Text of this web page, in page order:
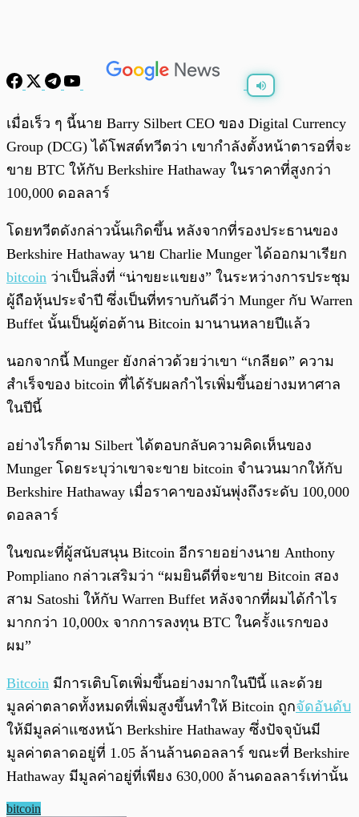
พร้อมเล่น
เมื่อเร็ว ๆ นี้นาย Barry Silbert CEO ของ Digital Currency
Group (DCG) ได้โพสต์ทวีตว่า เขากำลังตั้งหน้าตารอที่จะ
ขาย BTC ให้กับ Berkshire Hathaway ในราคาที่สูงกว่า
100,000 ดอลลาร์
โดยทวีตดังกล่าวนั้นเกิดขึ้น หลังจากที่รองประธานของ
Berkshire Hathaway นาย Charlie Munger ได้ออกมาเรียก
bitcoin ว่าเป็นสิ่งที่ “น่าขยะแขยง” ในระหว่างการประชุม
ผู้ถือหุ้นประจำปี ซึ่งเป็นที่ทราบกันดีว่า Munger กับ Warren
Buffet นั้นเป็นผู้ต่อต้าน Bitcoin มานานหลายปีแล้ว
นอกจากนี้ Munger ยังกล่าวด้วยว่าเขา “เกลียด” ความ
สำเร็จของ bitcoin ที่ได้รับผลกำไรเพิ่มขึ้นอย่างมหาศาล
ในปีนี้
อย่างไรก็ตาม Silbert ได้ตอบกลับความคิดเห็นของ
Munger โดยระบุว่าเขาจะขาย bitcoin จำนวนมากให้กับ
Berkshire Hathaway เมื่อราคาของมันพุ่งถึงระดับ 100,000
ดอลลาร์
ในขณะที่ผู้สนับสนุน Bitcoin อีกรายอย่างนาย Anthony
Pompliano กล่าวเสริมว่า “ผมยินดีที่จะขาย Bitcoin สอง
สาม Satoshi ให้กับ Warren Buffet หลังจากที่ผมได้กำไร
มากกว่า 10,000x จากการลงทุน BTC ในครั้งแรกของ
ผม”
Bitcoin มีการเติบโตเพิ่มขึ้นอย่างมากในปีนี้ และด้วย
มูลค่าตลาดทั้งหมดที่เพิ่มสูงขึ้นทำให้ Bitcoin ถูกจัดอันดับ
ให้มีมูลค่าแซงหน้า Berkshire Hathaway ซึ่งปัจจุบันมี
มูลค่าตลาดอยู่ที่ 1.05 ล้านล้านดอลลาร์ ขณะที่ Berkshire
Hathaway มีมูลค่าอยู่ที่เพียง 630,000 ล้านดอลลาร์เท่านั้น
bitcoin